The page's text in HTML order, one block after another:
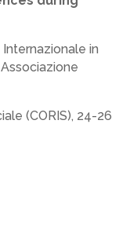
in
(CORIS), 24-26